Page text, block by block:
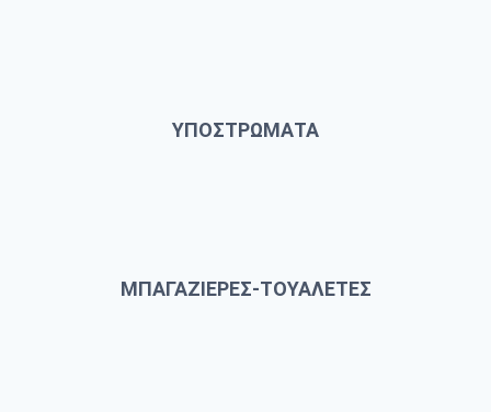
ΥΠΟΣΤΡΩΜΑΤΑ
ΜΠΑΓΑΖΙΕΡΕΣ-ΤΟΥΑΛΕΤΕΣ